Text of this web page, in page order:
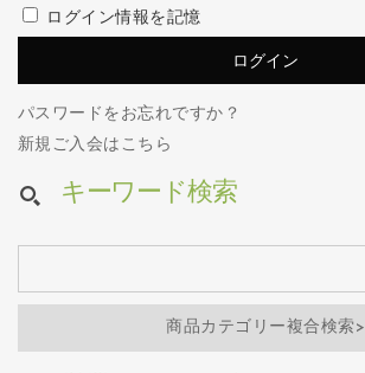
ログイン情報を記憶
パスワードをお忘れですか？
新規ご入会はこちら
キーワード検索
商品カテゴリー複合検索>